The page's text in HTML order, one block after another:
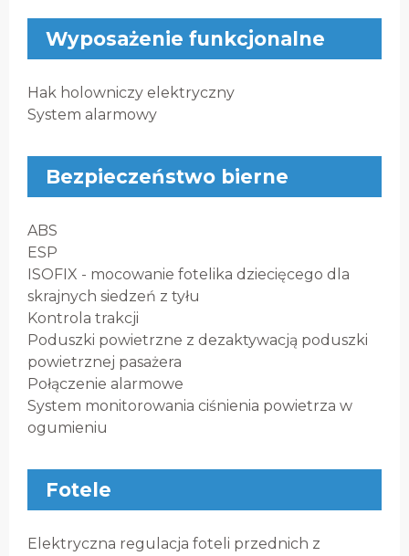
Wyposażenie funkcjonalne
Hak holowniczy elektryczny
System alarmowy
Bezpieczeństwo bierne
ABS
ESP
ISOFIX - mocowanie fotelika dziecięcego dla
skrajnych siedzeń z tyłu
Kontrola trakcji
Poduszki powietrzne z dezaktywacją poduszki
powietrznej pasażera
Połączenie alarmowe
System monitorowania ciśnienia powietrza w
ogumieniu
Fotele
Elektryczna regulacja foteli przednich z